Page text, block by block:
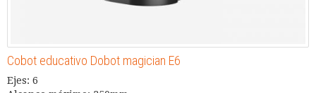
Cobot educativo Dobot magician E6
Ejes: 6